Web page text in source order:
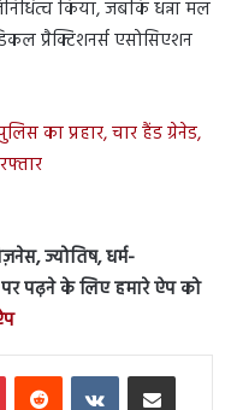
किया, जबकि धन्ना मल
प्रैक्टिशनर्स एसोसिएशन
का प्रहार, चार हैंड ग्रेनेड,
ज्योतिष, धर्म-
पढ़ने के लिए हमारे ऐप को
PinterestReddit VKontakteShare via Email